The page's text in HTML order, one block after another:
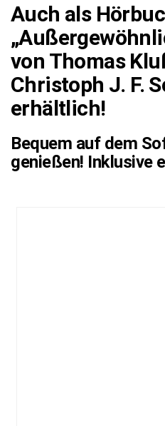
Auch als
von Thomas
Christoph J. F.
erhältlich!
Bequem auf dem
genießen! Inklusive